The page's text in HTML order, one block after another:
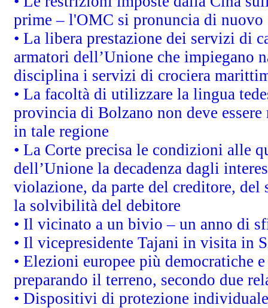
prime – l'OMC si pronuncia di
• La libera prestazione dei servizi di
armatori dell’Unione che impiegano
disciplina i servizi di crociera
• La facoltà di utilizzare la lingua
provincia di Bolzano non deve
in tale regione
• La Corte precisa le condizioni alle
dell’Unione la decadenza dagli
violazione, da parte del creditore,
la solvibilità del debitore
• Il vicinato a un bivio – un anno di
• Il vicepresidente Tajani in visita in
• Elezioni europee più democratiche
preparando il terreno, secondo due
• Dispositivi di protezione